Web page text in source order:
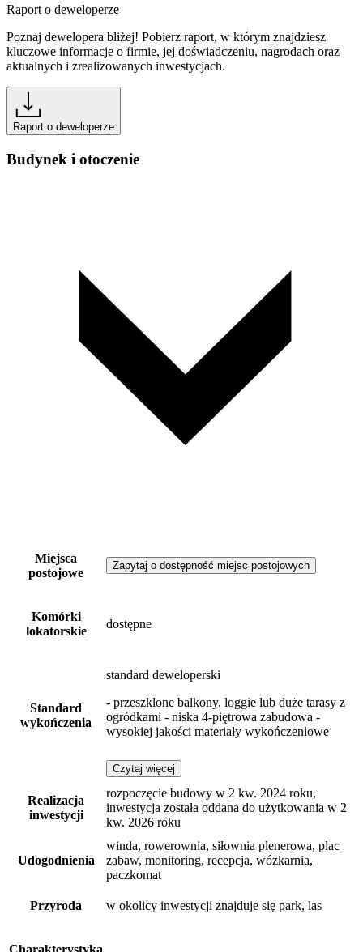
Raport o deweloperze
Poznaj dewelopera bliżej! Pobierz raport, w którym znajdziesz
kluczowe informacje o firmie, jej doświadczeniu, nagrodach oraz
aktualnych i zrealizowanych inwestycjach.
Raport o deweloperze
Budynek i otoczenie
Miejsca
postojowe
Zapytaj o dostępność miejsc postojowych
Komórki
lokatorskie
dostępne
Standard
wykończenia
standard deweloperski
- przeszklone balkony, loggie lub duże tarasy z
ogródkami - niska 4-piętrowa zabudowa -
wysokiej jakości materiały wykończeniowe
Czytaj więcej
Realizacja
inwestycji
rozpoczęcie budowy w 2 kw. 2024 roku,
inwestycja została oddana do użytkowania w 2
kw. 2026 roku
Udogodnienia
winda, rowerownia, siłownia plenerowa, plac
zabaw, monitoring, recepcja, wózkarnia,
paczkomat
Przyroda w okolicy inwestycji znajduje się park, las